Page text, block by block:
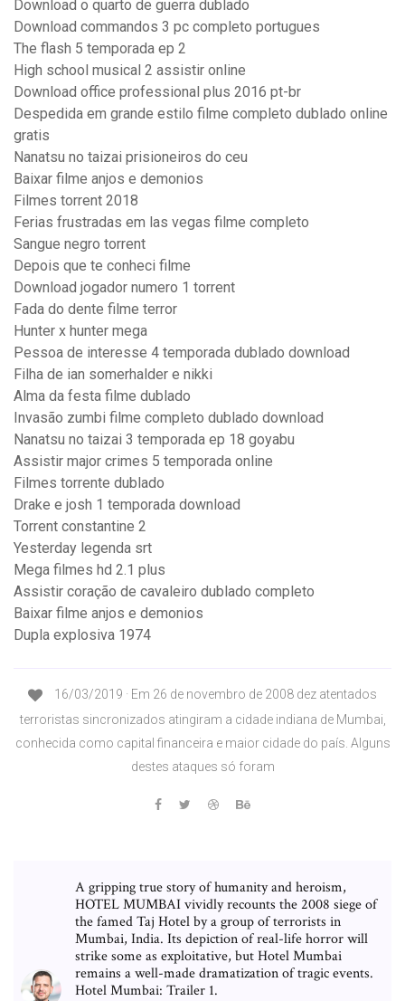
Download o quarto de guerra dublado
Download commandos 3 pc completo portugues
The flash 5 temporada ep 2
High school musical 2 assistir online
Download office professional plus 2016 pt-br
Despedida em grande estilo filme completo dublado online
gratis
Nanatsu no taizai prisioneiros do ceu
Baixar filme anjos e demonios
Filmes torrent 2018
Ferias frustradas em las vegas filme completo
Sangue negro torrent
Depois que te conheci filme
Download jogador numero 1 torrent
Fada do dente filme terror
Hunter x hunter mega
Pessoa de interesse 4 temporada dublado download
Filha de ian somerhalder e nikki
Alma da festa filme dublado
Invasão zumbi filme completo dublado download
Nanatsu no taizai 3 temporada ep 18 goyabu
Assistir major crimes 5 temporada online
Filmes torrente dublado
Drake e josh 1 temporada download
Torrent constantine 2
Yesterday legenda srt
Mega filmes hd 2.1 plus
Assistir coração de cavaleiro dublado completo
Baixar filme anjos e demonios
Dupla explosiva 1974
16/03/2019 · Em 26 de novembro de 2008 dez atentados
terroristas sincronizados atingiram a cidade indiana de Mumbai,
conhecida como capital financeira e maior cidade do país. Alguns
destes ataques só foram
A gripping true story of humanity and heroism,
HOTEL MUMBAI vividly recounts the 2008 siege of
the famed Taj Hotel by a group of terrorists in
Mumbai, India. Its depiction of real-life horror will
strike some as exploitative, but Hotel Mumbai
remains a well-made dramatization of tragic events.
Hotel Mumbai: Trailer 1.